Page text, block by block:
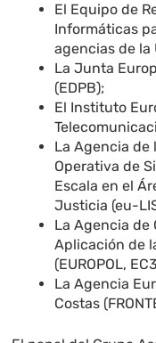
El Equipo de
Informáticas
agencias de la
La Junta
(EDPB);
El Instituto
La Agencia de
Operativa de
Escala en el
Justicia (eu-
La Agencia de
Aplicación de
(EUROPOL,
La Agencia
Costas